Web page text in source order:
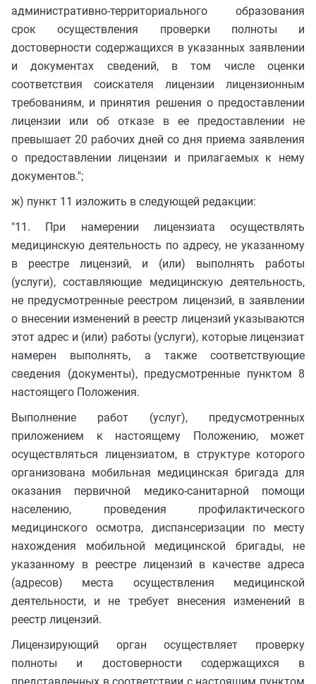
административно-территориального образования
срок осуществления проверки полноты и
достоверности содержащихся в указанных заявлении
и документах сведений, в том числе оценки
соответствия соискателя лицензии лицензионным
требованиям, и принятия решения о предоставлении
лицензии или об отказе в ее предоставлении не
превышает 20 рабочих дней со дня приема заявления
о предоставлении лицензии и прилагаемых к нему
документов.";
ж) пункт 11 изложить в следующей редакции:
"11. При намерении лицензиата осуществлять
медицинскую деятельность по адресу, не указанному
в реестре лицензий, и (или) выполнять работы
(услуги), составляющие медицинскую деятельность,
не предусмотренные реестром лицензий, в заявлении
о внесении изменений в реестр лицензий указываются
этот адрес и (или) работы (услуги), которые лицензиат
намерен выполнять, а также соответствующие
сведения (документы), предусмотренные пунктом 8
настоящего Положения.
Выполнение работ (услуг), предусмотренных
приложением к настоящему Положению, может
осуществляться лицензиатом, в структуре которого
организована мобильная медицинская бригада для
оказания первичной медико-санитарной помощи
населению, проведения профилактического
медицинского осмотра, диспансеризации по месту
нахождения мобильной медицинской бригады, не
указанному в реестре лицензий в качестве адреса
(адресов) места осуществления медицинской
деятельности, и не требует внесения изменений в
реестр лицензий.
Лицензирующий орган осуществляет проверку
полноты и достоверности содержащихся в